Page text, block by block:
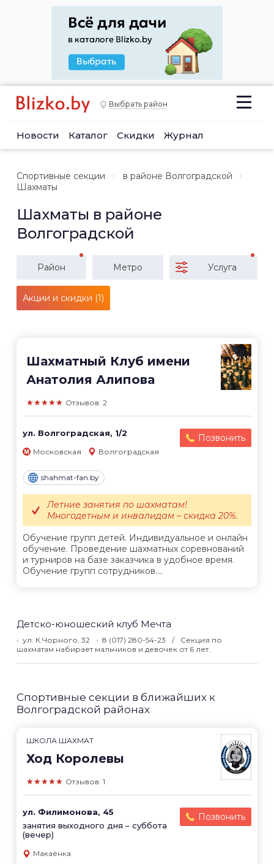
Выбрать район
Новости Каталог Скидки Журнал
Спортивные секции
в районе Волгоградской
Шахматы
Шахматы в районе
Волгоградской
Район Метро Услуга
Акции и скидки (1)
Шахматный Клуб имени
Анатолия Алипова
★★★★★ Отзывов: 2
ул. Волгоградская, 1/2 Позвонить
Московская Волгоградская
shahmat-fan.by
Обучение групп детей. Индивидуальное и онлайн
обучение. Проведение шахматных соревнований
и турниров на базе заказчика в удобное время.
Обучение групп сотрудников....
Летние занятия по шахматам!
Многодетным и инвалидам – скидка 20%.
Детско-юношеский клуб Мечта
ул. К.Чорного, 32 8 (017) 280-54-23
Секция по
шахматам набирает мальчиков и девочек от 6 лет.
Спортивные секции в ближайших к
Волгоградской районах
ШКОЛА ШАХМАТ
Ход Королевы
★★★★★ Отзывов: 1
ул. Филимонова, 45
занятия выходного дня – суббота
(вечер)
Позвонить
Макаёнка